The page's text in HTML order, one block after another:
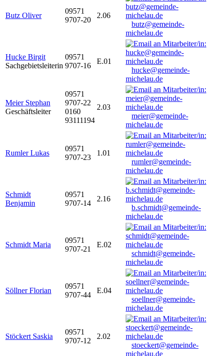
Butz Oliver
09571
9707-20
2.06
butz@gemeinde-
michelau.de
Hucke Birgit
Sachgebietsleiterin
09571
9707-16
E.01
hucke@gemeinde-
michelau.de
Meier Stephan
Geschäftsleiter
09571
9707-22
0160
93111194
2.03
meier@gemeinde-
michelau.de
Rumler Lukas
09571
9707-23
1.01
rumler@gemeinde-
michelau.de
Schmidt
Benjamin
09571
9707-14
2.16
b.schmidt@gemeinde-
michelau.de
Schmidt Maria
09571
9707-21
E.02
schmidt@gemeinde-
michelau.de
Söllner Florian
09571
9707-44
E.04
soellner@gemeinde-
michelau.de
Stöckert Saskia
09571
9707-12
2.02
stoeckert@gemeinde-
michelau.de